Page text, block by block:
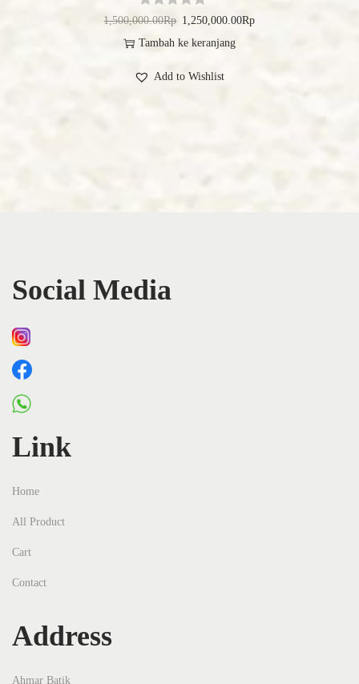
1,500,000.00Rp 1,250,000.00Rp
Tambah ke keranjang
Add to Wishlist
Social Media
Link
Home
All Product
Cart
Contact
Address
Ahmar Batik